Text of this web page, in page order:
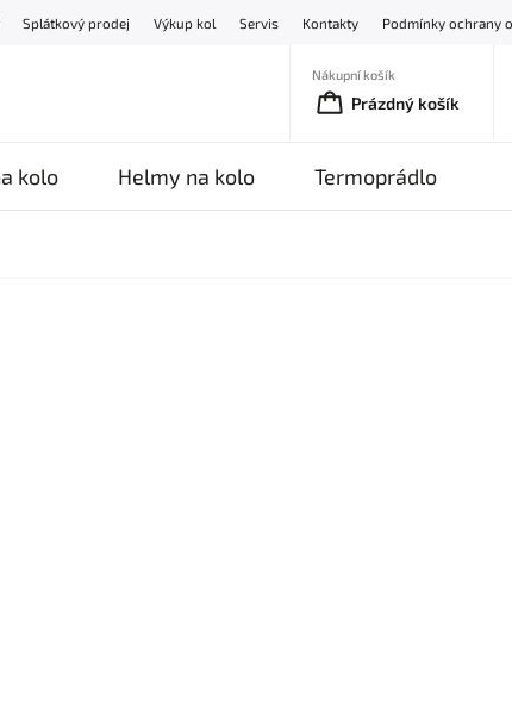
Splátkový prodej Výkup kol Servis Kontakty Podmínky ochrany
Nákupní košík
Prázdný košík
kolo Helmy na kolo Termoprádlo